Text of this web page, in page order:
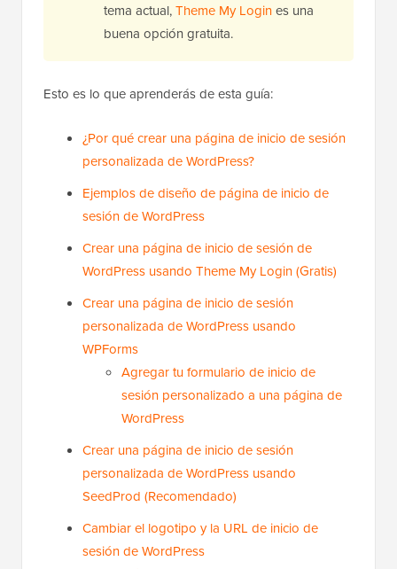
tema actual,Theme My Logines una
buena opción gratuita.
Esto es lo que aprenderás de esta guía:
¿Por qué crear una página de inicio de sesión
personalizada de WordPress?
Ejemplos de diseño de página de inicio de
sesión de WordPress
Crear una página de inicio de sesión de
WordPress usando Theme My Login (Gratis)
Crear una página de inicio de sesión
personalizada de WordPress usando
WPForms
Agregar tu formulario de inicio de
sesión personalizado a una página de
WordPress
Crear una página de inicio de sesión
personalizada de WordPress usando
SeedProd (Recomendado)
Cambiar el logotipo y la URL de inicio de
sesión de WordPress